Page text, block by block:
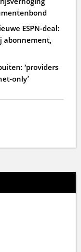
ESPN-deal:
abonnement,
‘providers
only’